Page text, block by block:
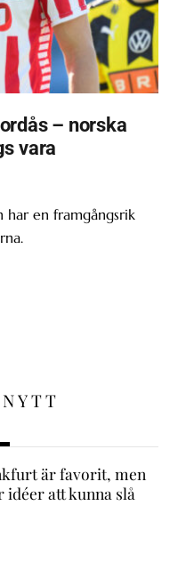
– norska
vara
har en framgångsrik
är favorit, men
idéer att kunna slå